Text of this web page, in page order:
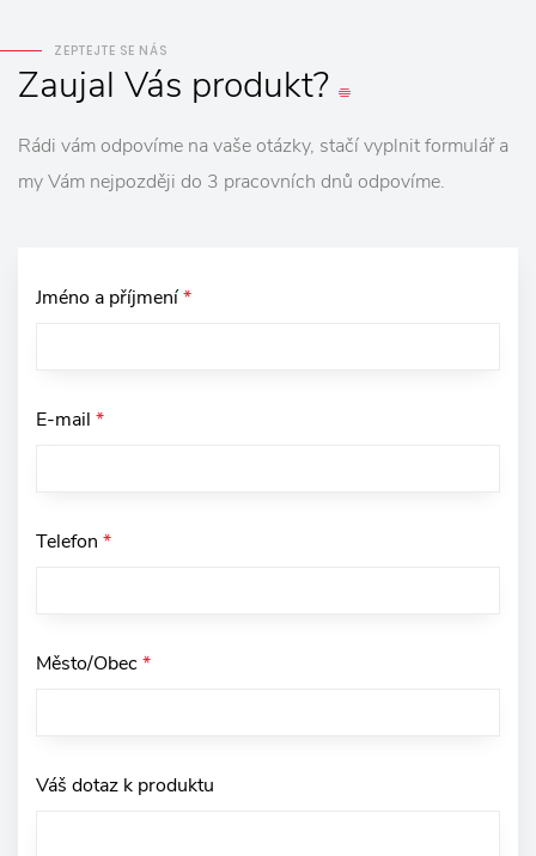
ZEPTEJTE SE NÁS
Zaujal Vás produkt?
Rádi vám odpovíme na vaše otázky, stačí vyplnit formulář a
my Vám nejpozději do 3 pracovních dnů odpovíme.
Jméno a příjmení*
E-mail *
Telefon *
Město/Obec*
Váš dotaz k produktu